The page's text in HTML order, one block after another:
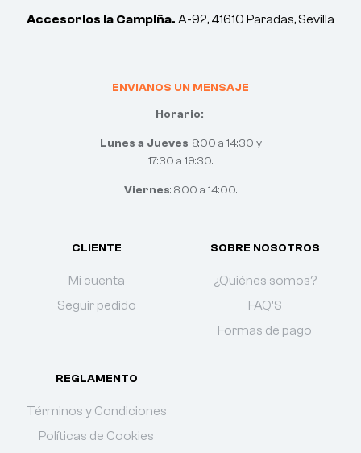
Accesorios la Campiña. A-92, 41610 Paradas, Sevilla
ENVIANOS UN MENSAJE
Horario:
Lunes a Jueves: 8:00 a 14:30 y
17:30 a 19:30.
Viernes: 8:00 a 14:00.
CLIENTE
Mi cuenta
Seguir pedido
SOBRE NOSOTROS
¿Quiénes somos?
FAQ'S
Formas de pago
REGLAMENTO
Términos y Condiciones
Políticas de Cookies